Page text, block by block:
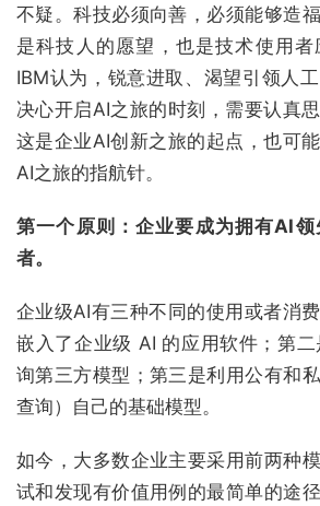
不疑。科技必须向善，必须能够造
是科技人的愿望，也是技术使用者
IBM认为，锐意进取、渴望引领人
决心开启AI之旅的时刻，需要认真
这是企业AI创新之旅的起点，也可
AI之旅的指航针。
第一个原则：企业要成为拥有AI领
者。
企业级AI有三种不同的使用或者消
嵌入了企业级 AI 的应用软件；第
询第三方模型；第三是利用公有和
查询）自己的基础模型。
如今，大多数企业主要采用前两种
试和发现有价值用例的最简单的途